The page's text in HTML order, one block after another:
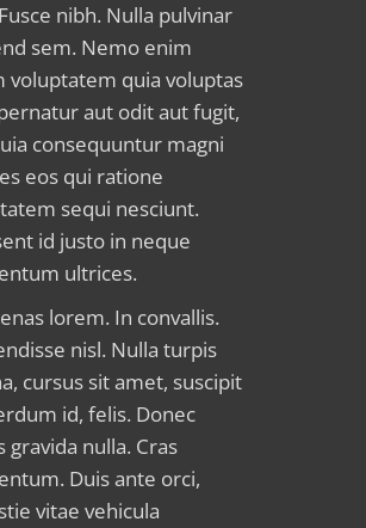
nibh. Nulla pulvinar
sem. Nemo enim
voluptatem quia voluptas
aut odit aut fugit,
consequuntur magni
eos qui ratione
sequi nesciunt.
id justo in neque
ultrices.
lorem. In convallis.
nisl. Nulla turpis
cursus sit amet, suscipit
id, felis. Donec
gravida nulla. Cras
Duis ante orci,
vitae vehicula